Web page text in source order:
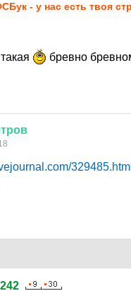
- у нас есть твоя
бревно
329485.html